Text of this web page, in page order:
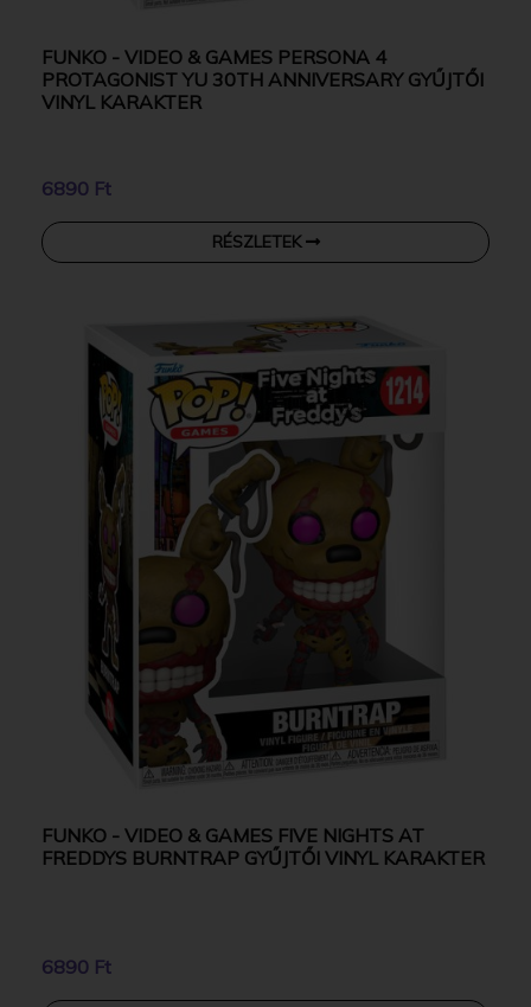
FUNKO - VIDEO & GAMES PERSONA 4
PROTAGONIST YU 30TH ANNIVERSARY GYŰJTŐI
VINYL KARAKTER
6890 Ft
RÉSZLETEK
FUNKO - VIDEO & GAMES FIVE NIGHTS AT
FREDDYS BURNTRAP GYŰJTŐI VINYL KARAKTER
6890 Ft